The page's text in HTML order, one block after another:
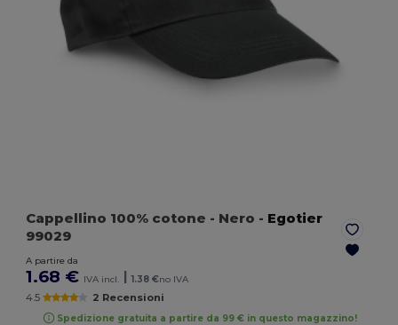
Cappellino 100% cotone - Nero - Egotier
99029
A partire da
1.68 € IVA incl. | 1.38 €no IVA
4.5 2 Recensioni
Spedizione gratuita a partire da 99 € in questo magazzino!